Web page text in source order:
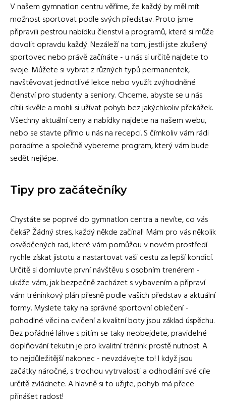
V našem gymnatlon centru věříme, že každý by měl mít
možnost sportovat podle svých představ. Proto jsme
připravili pestrou nabídku členství a programů, které si může
dovolit opravdu každý. Nezáleží na tom, jestli jste zkušený
sportovec nebo právě začínáte - u nás si určitě najdete to
svoje. Můžete si vybrat z různých typů permanentek,
navštěvovat jednotlivé lekce nebo využít zvýhodněné
členství pro studenty a seniory. Chceme, abyste se u nás
cítili skvěle a mohli si užívat pohyb bez jakýchkoliv překážek.
Všechny aktuální ceny a nabídky najdete na našem webu,
nebo se stavte přímo u nás na recepci. S čímkoliv vám rádi
poradíme a společně vybereme program, který vám bude
sedět nejlépe.
Tipy pro začátečníky
Chystáte se poprvé do gymnatlon centra a nevíte, co vás
čeká? Žádný stres, každý někde začínal! Mám pro vás několik
osvědčených rad, které vám pomůžou v novém prostředí
rychle získat jistotu a nastartovat vaši cestu za lepší kondicí.
Určitě si domluvte první návštěvu s osobním trenérem -
ukáže vám, jak bezpečně zacházet s vybavením a připraví
vám tréninkový plán přesně podle vašich představ a aktuální
formy. Myslete taky na správné sportovní oblečení -
pohodlné věci na cvičení a kvalitní boty jsou základ úspěchu.
Bez pořádné láhve s pitím se taky neobejdete, pravidelné
doplňování tekutin je pro kvalitní trénink prostě nutnost. A
to nejdůležitější nakonec - nevzdávejte to! I když jsou
začátky náročné, s trochou vytrvalosti a odhodlání své cíle
určitě zvládnete. A hlavně si to užijte, pohyb má přece
přinášet radost!